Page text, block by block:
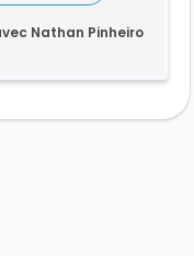
Nathan Pinheiro